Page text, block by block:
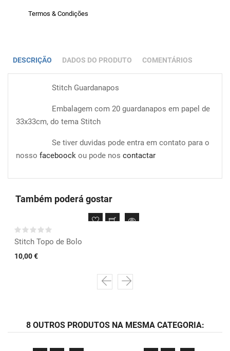
Termos & Condições
DESCRIÇÃO DADOS DO PRODUTO COMENTÁRIOS
Stitch Guardanapos
Embalagem com 20 guardanapos em papel de
33x33cm, do tema Stitch
Se tiver duvidas pode entra em contato para o
nosso faceboock ou pode nos contactar
Também poderá gostar
Stitch Topo de Bolo
10,00 €
8 OUTROS PRODUTOS NA MESMA CATEGORIA: